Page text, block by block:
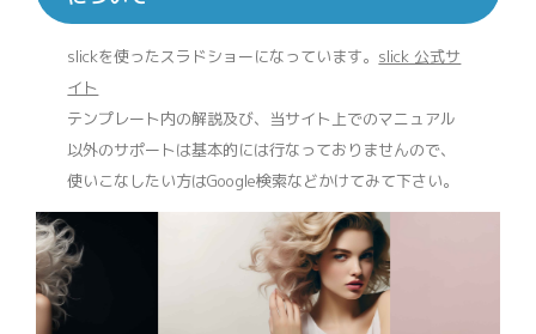
slickを使ったスラドショーになっています。 slick 公式サ
イト
テンプレート内の解説及び、当サイト上でのマニュアル
以外のサポートは基本的には行なっておりませんので、
使いこなしたい方はGoogle検索などかけてみて下さい。